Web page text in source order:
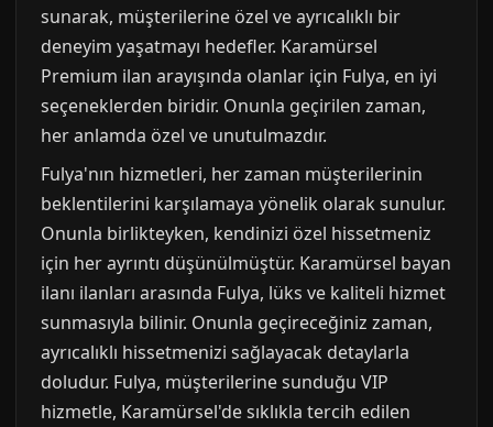
sunarak, müşterilerine özel ve ayrıcalıklı bir
deneyim yaşatmayı hedefler. Karamürsel
Premium ilan arayışında olanlar için Fulya, en iyi
seçeneklerden biridir. Onunla geçirilen zaman,
her anlamda özel ve unutulmazdır.
Fulya'nın hizmetleri, her zaman müşterilerinin
beklentilerini karşılamaya yönelik olarak sunulur.
Onunla birlikteyken, kendinizi özel hissetmeniz
için her ayrıntı düşünülmüştür. Karamürsel bayan
ilanı ilanları arasında Fulya, lüks ve kaliteli hizmet
sunmasıyla bilinir. Onunla geçireceğiniz zaman,
ayrıcalıklı hissetmenizi sağlayacak detaylarla
doludur. Fulya, müşterilerine sunduğu VIP
hizmetle, Karamürsel'de sıklıkla tercih edilen